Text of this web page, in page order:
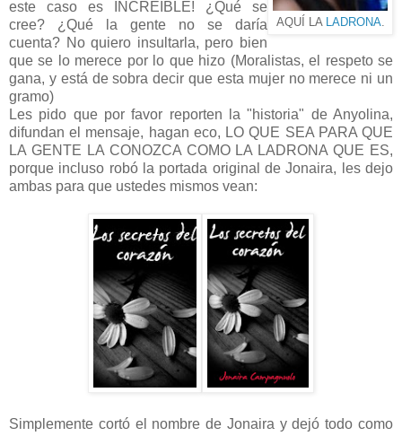
AQUÍ LA LADRONA.
este caso es INCREÍBLE! ¿Qué se
cree? ¿Qué la gente no se daría
cuenta? No quiero insultarla, pero bien
que se lo merece por lo que hizo (Moralistas, el respeto se
gana, y está de sobra decir que esta mujer no merece ni un
gramo)
Les pido que por favor reporten la "historia" de Anyolina,
difundan el mensaje, hagan eco, LO QUE SEA PARA QUE
LA GENTE LA CONOZCA COMO LA LADRONA QUE ES,
porque incluso robó la portada original de Jonaira, les dejo
ambas para que ustedes mismos vean:
Simplemente cortó el nombre de Jonaira y dejó todo como